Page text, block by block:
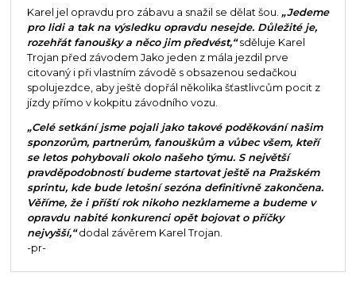
Karel jel opravdu pro zábavu a snažil se dělat šou. „Jedeme
pro lidi a tak na výsledku opravdu nesejde. Důležité je,
rozehřát fanoušky a něco jim předvést,“sděluje Karel
Trojan před závodem Jako jeden z mála jezdil prve
citovaný i při vlastním závodě s obsazenou sedačkou
spolujezdce, aby ještě dopřál několika šťastlivcům pocit z
jízdy přímo v kokpitu závodního vozu.
„Celé setkání jsme pojali jako takové poděkování našim
sponzorům, partnerům, fanouškům a vůbec všem, kteří
se letos pohybovali okolo našeho týmu. S největší
pravděpodobností budeme startovat ještě na Pražském
sprintu, kde bude letošní sezóna definitivně zakončena.
Věříme, že i příští rok nikoho nezklameme a budeme v
opravdu nabité konkurenci opět bojovat o příčky
nejvyšší,“dodal závěrem Karel Trojan.
-pr-